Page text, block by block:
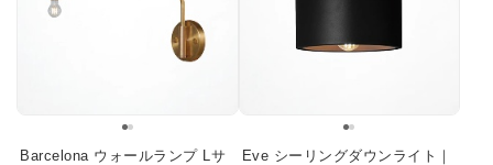
Barcelona ウォールランプ Lサ
Eve シーリングダウンライト｜